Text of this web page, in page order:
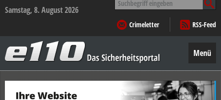
Samstag, 8. August 2026
nach:
Crimeletter
RSS-Feed
–
Das
Sicherheitsportal
Menü
Zum
Inhalt
springen